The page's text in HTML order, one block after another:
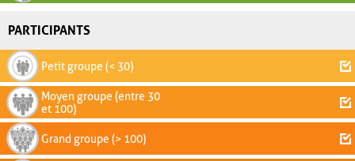
PARTICIPANTS
Petit groupe (< 30)
Moyen groupe (entre 30
et 100)
Grand groupe (> 100)